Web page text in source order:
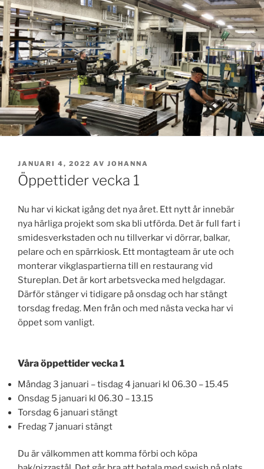
PUBLICERAT
JANUARI 4, 2022 AV JOHANNA
Öppettider vecka 1
Nu har vi kickat igång det nya året. Ett nytt år innebär
nya härliga projekt som ska bli utförda. Det är full fart i
smidesverkstaden och nu tillverkar vi dörrar, balkar,
pelare och en spärrkiosk. Ett montagteam är ute och
monterar vikglaspartierna till en restaurang vid
Stureplan. Det är kort arbetsvecka med helgdagar.
Därför stänger vi tidigare på onsdag och har stängt
torsdag fredag. Men från och med nästa vecka har vi
öppet som vanligt.
Våra öppettider vecka 1
Måndag 3 januari – tisdag 4 januari kl 06.30 – 15.45
Onsdag 5 januari kl 06.30 – 13.15
Torsdag 6 januari stängt
Fredag 7 januari stängt
Du är välkommen att komma förbi och köpa